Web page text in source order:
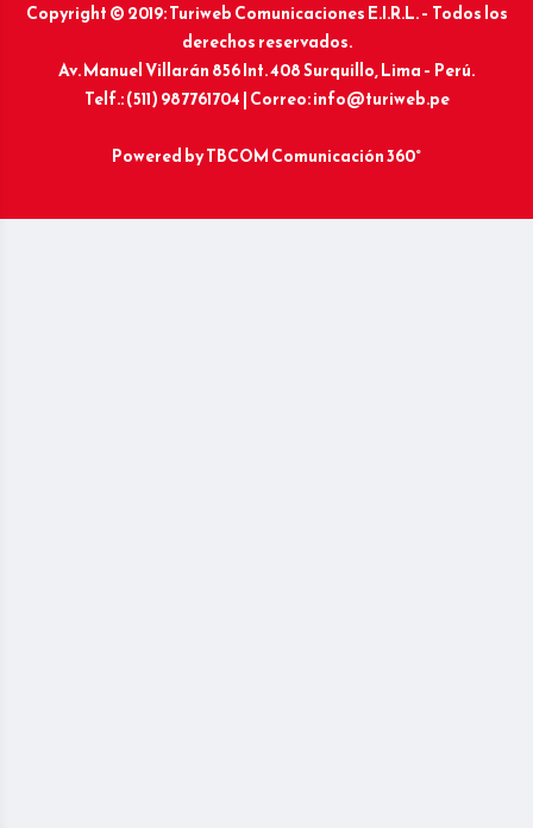
Copyright © 2019: Turiweb Comunicaciones E.I.R.L. – Todos los
derechos reservados.
Av. Manuel Villarán 856 Int. 408 Surquillo, Lima – Perú.
Telf.: (511) 987761704 | Correo: info@turiweb.pe
Powered byTBCOM Comunicación 360°